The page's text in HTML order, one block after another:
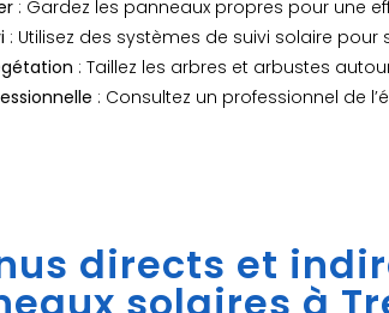
: Gardez les panneaux propres pour une
: Utilisez des systèmes de suivi solaire pour
: Taillez les arbres et arbustes
: Consultez un professionnel de
directs et